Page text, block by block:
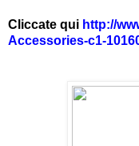
Cliccate qui http://
Accessories-c1-